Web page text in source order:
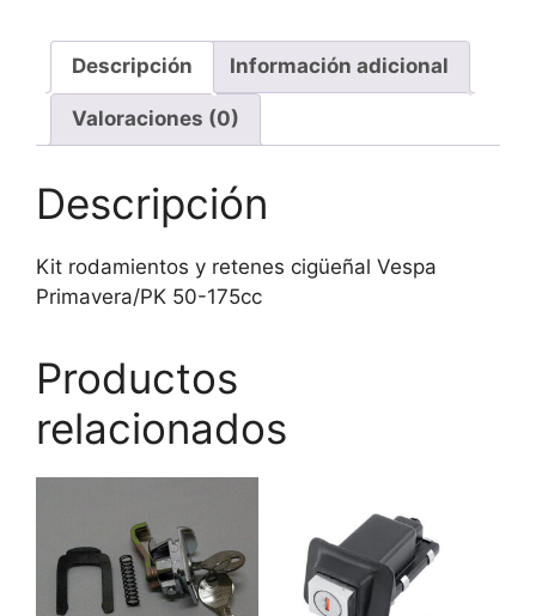
Vespa
Primavera
cantidad
Descripción Información adicional
Valoraciones (0)
Descripción
Kit rodamientos y retenes cigüeñal Vespa
Primavera/PK 50-175cc
Productos
relacionados